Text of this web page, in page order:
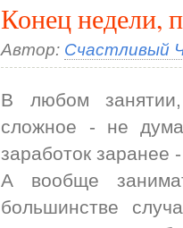
Конец недели,
Автор: Счастливый
В любом
сложное - не
заработок заранее
А вообще
большинстве